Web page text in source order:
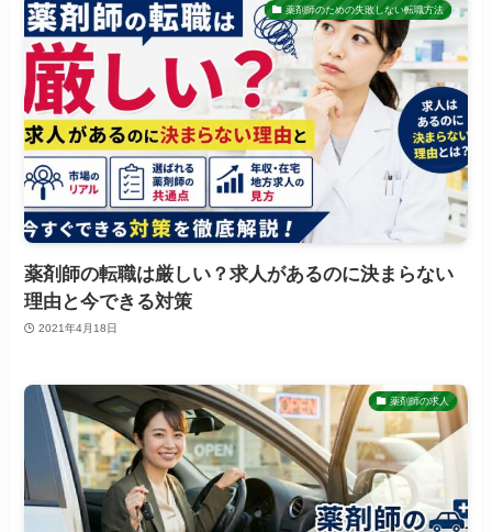
薬剤師のための失敗しない転職方法
薬剤師の転職は厳しい？求人があるのに決まらない
理由と今できる対策
2021年4月18日
薬剤師の求人